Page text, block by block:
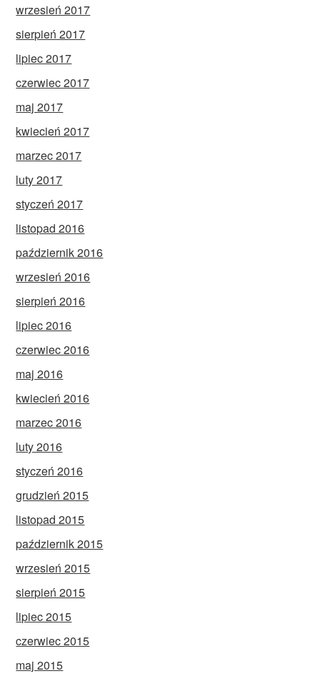
wrzesień 2017
sierpień 2017
lipiec 2017
czerwiec 2017
maj 2017
kwiecień 2017
marzec 2017
luty 2017
styczeń 2017
listopad 2016
październik 2016
wrzesień 2016
sierpień 2016
lipiec 2016
czerwiec 2016
maj 2016
kwiecień 2016
marzec 2016
luty 2016
styczeń 2016
grudzień 2015
listopad 2015
październik 2015
wrzesień 2015
sierpień 2015
lipiec 2015
czerwiec 2015
maj 2015